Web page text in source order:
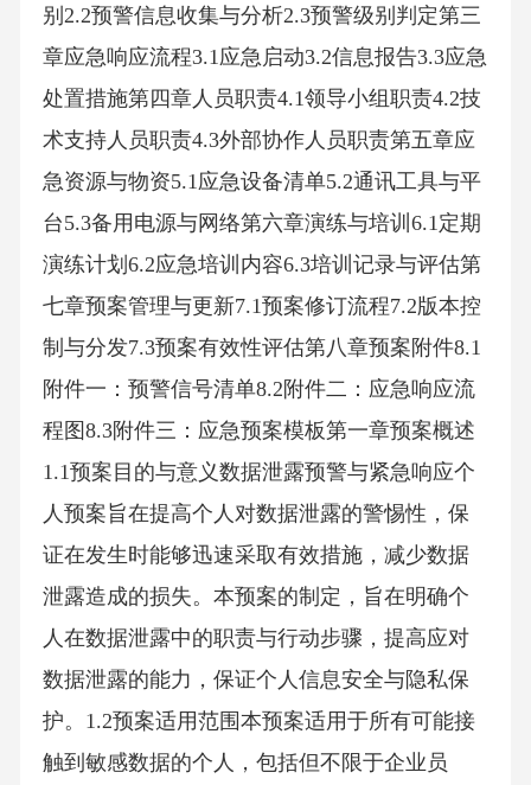
别2.2预警信息收集与分析2.3预警级别判定第三
章应急响应流程3.1应急启动3.2信息报告3.3应急
处置措施第四章人员职责4.1领导小组职责4.2技
术支持人员职责4.3外部协作人员职责第五章应
急资源与物资5.1应急设备清单5.2通讯工具与平
台5.3备用电源与网络第六章演练与培训6.1定期
演练计划6.2应急培训内容6.3培训记录与评估第
七章预案管理与更新7.1预案修订流程7.2版本控
制与分发7.3预案有效性评估第八章预案附件8.1
附件一：预警信号清单8.2附件二：应急响应流
程图8.3附件三：应急预案模板第一章预案概述
1.1预案目的与意义数据泄露预警与紧急响应个
人预案旨在提高个人对数据泄露的警惕性，保
证在发生时能够迅速采取有效措施，减少数据
泄露造成的损失。本预案的制定，旨在明确个
人在数据泄露中的职责与行动步骤，提高应对
数据泄露的能力，保证个人信息安全与隐私保
护。1.2预案适用范围本预案适用于所有可能接
触到敏感数据的个人，包括但不限于企业员